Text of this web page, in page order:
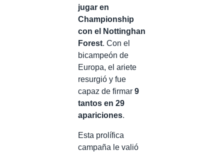
jugar en
Championship
con el Nottinghan
Forest. Con el
bicampeón de
Europa, el ariete
resurgió y fue
capaz de firmar 9
tantos en 29
apariciones.
Esta prolífica
campaña le valió